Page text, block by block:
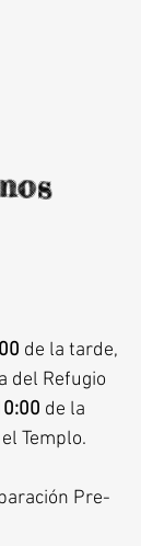
de la tarde,
del Refugio
de la
Templo.
Pre-